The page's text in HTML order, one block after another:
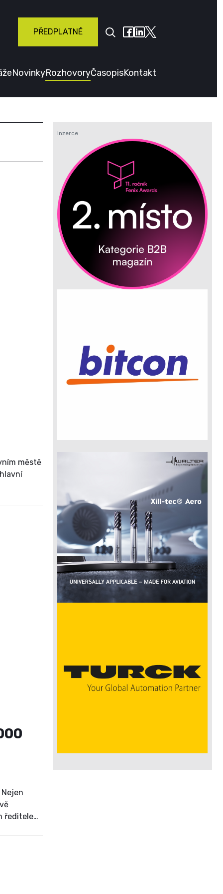
PŘEDPLATNÉ
NovinkyRozhovoryČasopisKontakt
městě
ředitelem
Inzerce